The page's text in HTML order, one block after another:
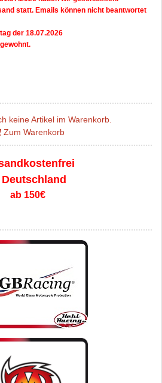
statt. Emails können nicht beantwortet
der 18.07.2026
keine Artikel im Warenkorb.
Zum Warenkorb
ab 150€